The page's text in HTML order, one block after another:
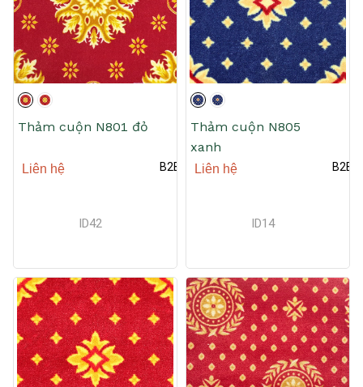
Thảm cuộn N801 đỏ
Liên hệ B2B
ID42
Thảm cuộn N805
xanh
Liên hệ B2B
ID14